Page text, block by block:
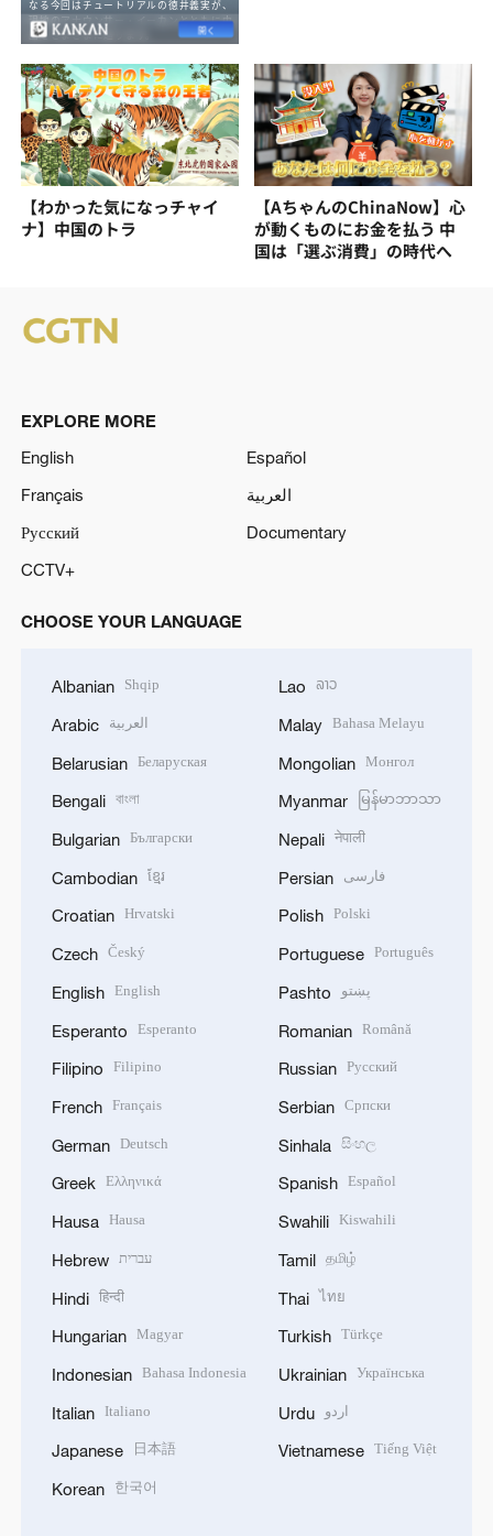
【わかった気になっチャイ
ナ】中国のトラ
【AちゃんのChinaNow】心
が動くものにお金を払う 中
国は「選ぶ消費」の時代へ
EXPLORE MORE
English
Español
Français
العربية
Русский
Documentary
CCTV+
CHOOSE YOUR LANGUAGE
Albanian Shqip
Arabic العربية
Belarusian Беларуская
Bengali বাংলা
Bulgarian Български
Cambodian ខ្មែរ
Croatian Hrvatski
Czech Český
English English
Esperanto Esperanto
Filipino Filipino
French Français
German Deutsch
Greek Ελληνικά
Hausa Hausa
Hebrew עברית
Hindi हिन्दी
Hungarian Magyar
Indonesian Bahasa Indonesia
Italian Italiano
Japanese 日本語
Korean 한국어
Lao ລາວ
Malay Bahasa Melayu
Mongolian Монгол
Myanmar မြန်မာဘာသာ
Nepali नेपाली
Persian فارسی
Polish Polski
Portuguese Português
Pashto پښتو
Romanian Română
Russian Русский
Serbian Српски
Sinhala සිංහල
Spanish Español
Swahili Kiswahili
Tamil தமிழ்
Thai ไทย
Turkish Türkçe
Ukrainian Українська
Urdu اردو
Vietnamese Tiếng Việt